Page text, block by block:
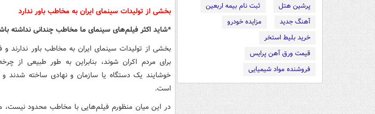
پرشین هتل
ثبت نام بیمه اربعین
آهنگ جدید
مزایده خودرو
خرید بلیط استخر
قیمت ورق آهن پرایس
فروشنده مواد شیمیایی
بخشی از تولیدات سینمای ایران به مخاطب باور ندارد
*شاید اکثر فیلم‌های سینمای ما مخاطب چندانی نداشته
بخشی از تولیدات سینمای ایران به مخاطب باور ندارند
برای مردم اکران شوند، بنابراین به طور طبیعی از
خوشایند یک دستگاه یا سازمان و نهادی ساخته شدند
است.
در این میان منظورم فیلم‌هایی با مخاطب محدود نیست،